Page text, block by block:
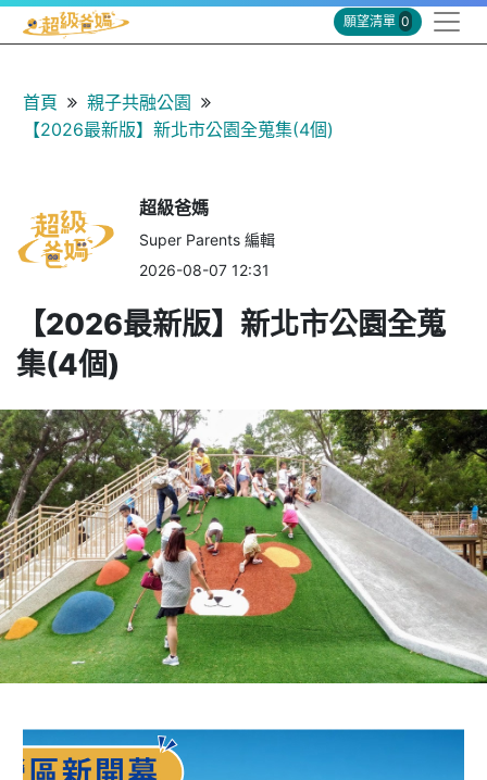
願望清單 0
首頁
親子共融公園
【2026最新版】新北市公園全蒐集(4個)
超級爸媽
Super Parents 編輯
2026-08-07 12:31
【2026最新版】新北市公園全蒐
集(4個)